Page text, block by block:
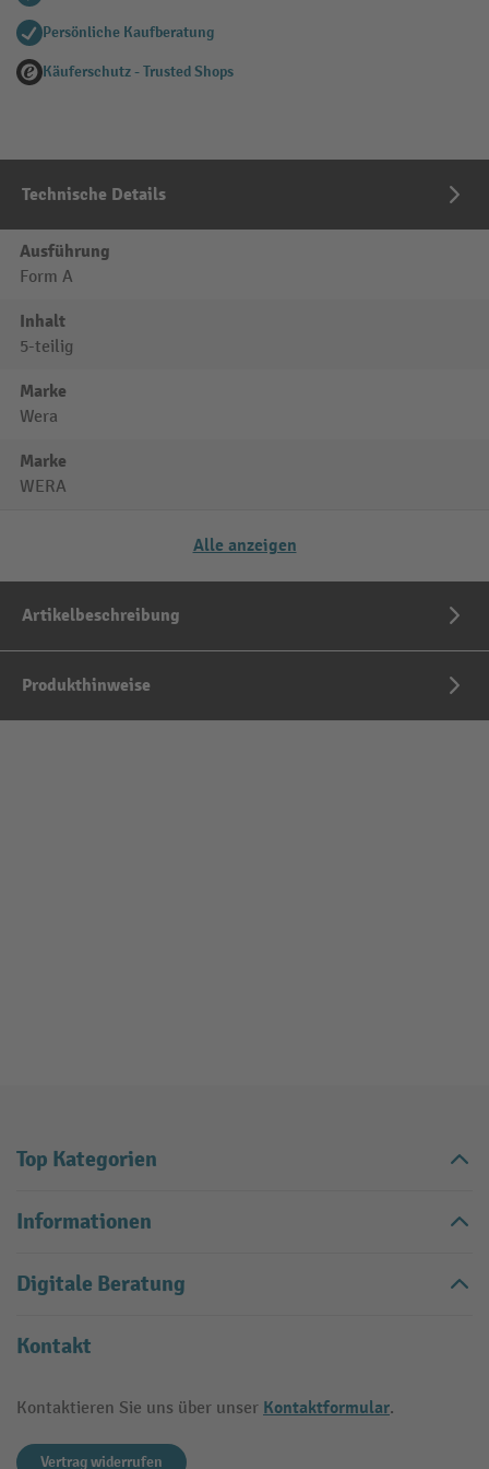
Persönliche Kaufberatung
Käuferschutz - Trusted Shops
Technische Details
Ausführung
Form A
Inhalt
5-teilig
Marke
Wera
Marke
WERA
Alle anzeigen
Artikelbeschreibung
Produkthinweise
Top Kategorien
Informationen
Digitale Beratung
Kontakt
Kontaktieren Sie uns über unser Kontaktformular.
Vertrag widerrufen